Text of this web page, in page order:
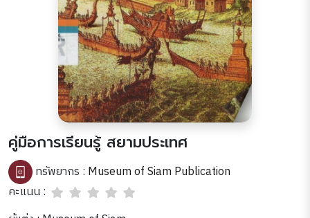
คู่มือการเรียนรู้ สยามประเทศ
ทรัพยากร : Museum of Siam Publication
คะแนน :